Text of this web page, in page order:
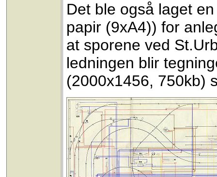
Det ble også laget
papir (9xA4)) for
at sporene ved
ledningen blir
(2000x1456, 750kb)